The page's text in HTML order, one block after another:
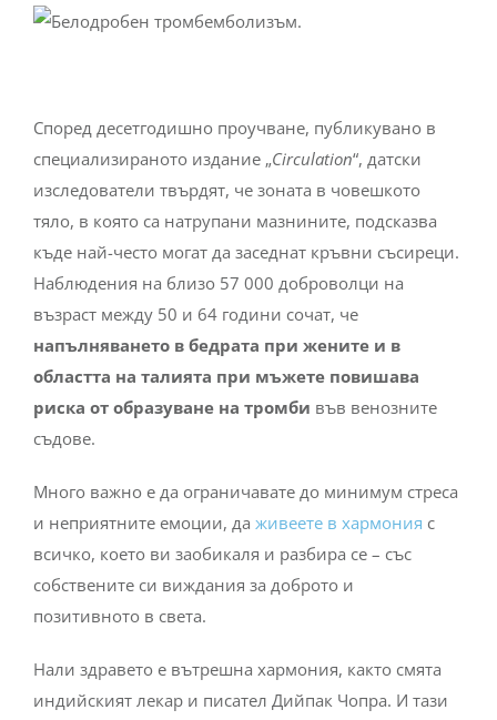
Според десетгодишно проучване, публикувано в
специализираното издание „Circulation“, датски
изследователи твърдят, че зоната в човешкото
тяло, в която са натрупани мазнините, подсказва
къде най-често могат да заседнат кръвни съсиреци.
Наблюдения на близо 57 000 доброволци на
възраст между 50 и 64 години сочат, че
напълняването в бедрата при жените и в
областта на талията при мъжете повишава
риска от образуване на тромби във венозните
съдове.
Много важно е да ограничавате до минимум стреса
и неприятните емоции, да живеете в хармония с
всичко, което ви заобикаля и разбира се – със
собствените си виждания за доброто и
позитивното в света.
Нали здравето е вътрешна хармония, както смята
индийският лекар и писател Дийпак Чопра. И тази